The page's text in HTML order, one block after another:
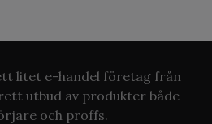
litet e-handel företag från
utbud av produkter både
och proffs.